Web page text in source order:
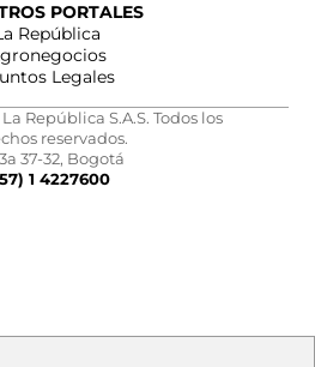
PORTALES
República
Legales
República S.A.S. Todos los
reservados.
37-32, Bogotá
1 4227600